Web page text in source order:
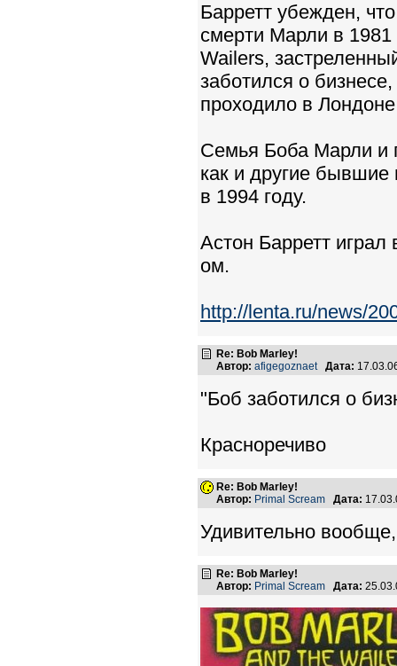
Барретт убежден,
смерти Марли в 1981
Wailers,
заботился о
проходило в
Семья Боба Марли и
как и другие бывшие
в 1994 году.
Астон Барретт
ом.
http://lenta.ru/news/
Re: Bob Marley!
Автор: afigegoznaet Дата:
"Боб заботился о
Красноречиво
Re: Bob Marley!
Автор: Primal Scream Дата:
Удивительно
Re: Bob Marley!
Автор: Primal Scream Дата: